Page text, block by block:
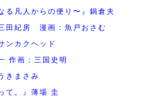
る凡人からの便り〜』鍋倉夫
田紀房 漫画：魚戸おさむ
ンカクヘッド
作画：三国史明
きまさみ
て。』薄場 圭